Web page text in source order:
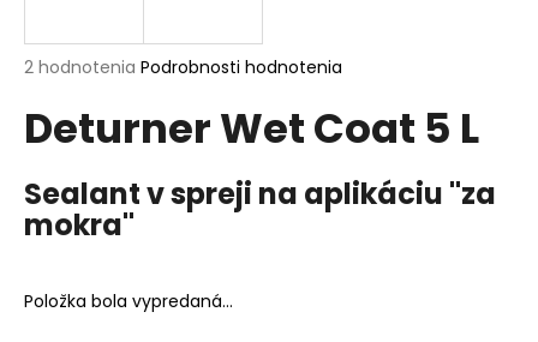
Priemerné
produktu
je
z
5
hviezdičiek.
2 hodnotenia Podrobnosti hodnotenia
Deturner Wet Coat 5 L
Sealant v spreji na aplikáciu "za
mokra"
Položka bola vypredaná…
j
ť
?